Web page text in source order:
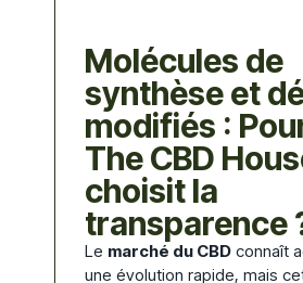
Molécules de
synthèse et
modifiés :
The CBD
choisit la
transparence
Le marché du CBD connaît
une évolution rapide, mais